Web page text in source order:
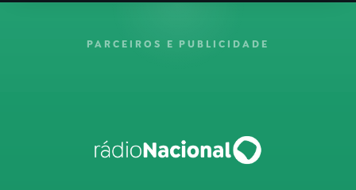
PARCEIROS E PUBLICIDADE